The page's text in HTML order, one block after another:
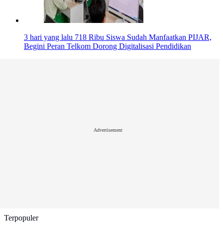
3 hari yang lalu 718 Ribu Siswa Sudah Manfaatkan PIJAR,
Begini Peran Telkom Dorong Digitalisasi Pendidikan
Advertisement
Terpopuler